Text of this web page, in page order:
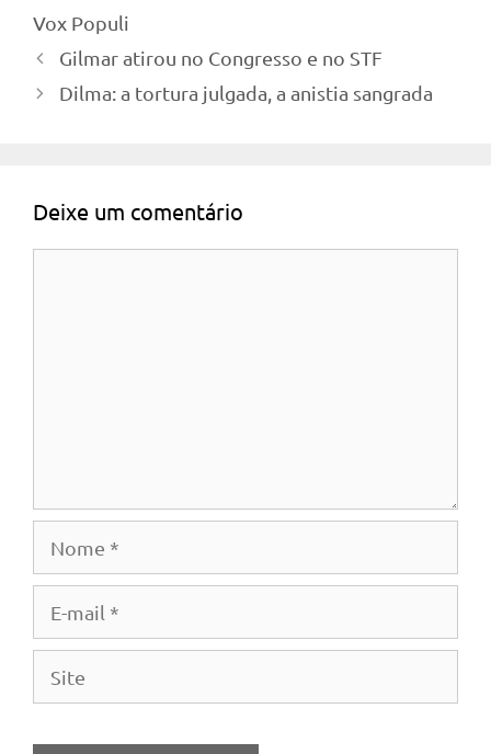
Vox Populi
Gilmar atirou no Congresso e no STF
Dilma: a tortura julgada, a anistia sangrada
Deixe um comentário